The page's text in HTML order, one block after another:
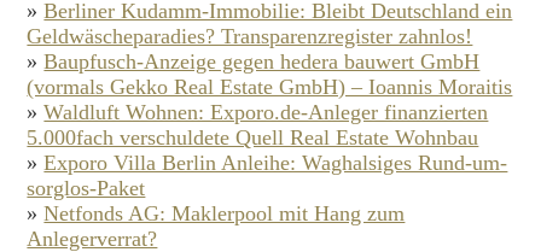
»Berliner Kudamm-Immobilie: Bleibt Deutschland ein
Geldwäscheparadies? Transparenzregister zahnlos!
»Baupfusch-Anzeige gegen hedera bauwert GmbH
(vormals Gekko Real Estate GmbH) – Ioannis Moraitis
»Waldluft Wohnen: Exporo.de-Anleger finanzierten
5.000fach verschuldete Quell Real Estate Wohnbau
»Exporo Villa Berlin Anleihe: Waghalsiges Rund-um-
sorglos-Paket
»Netfonds AG: Maklerpool mit Hang zum
Anlegerverrat?